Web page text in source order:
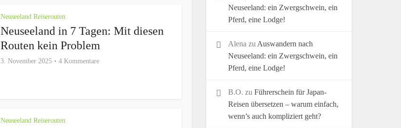
Neuseeland Reiserouten
Neuseeland in 7 Tagen: Mit diesen
Routen kein Problem
3. November 2025 4 Kommentare
Neuseeland Reiserouten
Neuseeland: ein Zwergschwein, ein
Pferd, eine Lodge!
Alena zu Auswandern nach
Neuseeland: ein Zwergschwein, ein
Pferd, eine Lodge!
B.O. zu Führerschein für Japan-
Reisen übersetzen – warum einfach,
wenn’s auch kompliziert geht?